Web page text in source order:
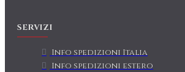
SERVIZI
Info spedizioni Italia
Info spedizioni estero